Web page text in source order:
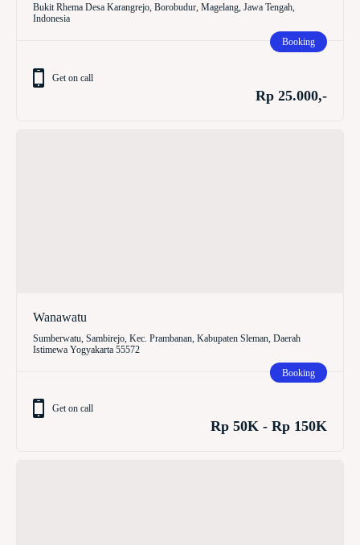
Bukit Rhema Desa Karangrejo, Borobudur, Magelang, Jawa Tengah,
Indonesia
Booking
Get on call
Rp 25.000,-
Wanawatu
Sumberwatu, Sambirejo, Kec. Prambanan, Kabupaten Sleman, Daerah
Istimewa Yogyakarta 55572
Booking
Get on call
Rp 50K - Rp 150K